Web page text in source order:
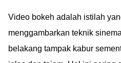
Video bokeh adalah istilah
menggambarkan teknik
belakang tampak kabur